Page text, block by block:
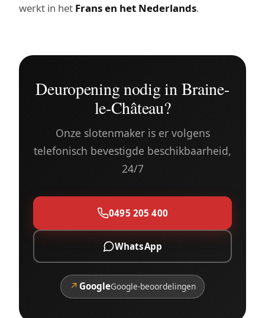
werkt in het Frans en het Nederlands.
Deuropening nodig in Braine-
le-Château?
Onze slotenmaker is er volgens
telefonisch bevestigde beschikbaarheid,
24/7
0495 205 400
WhatsApp
↗ GoogleGoogle-beoordelingen